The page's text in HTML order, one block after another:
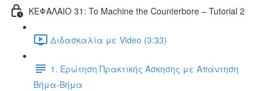
ΚΕΦΑΛΑΙΟ 31: To Machine the Counterbore – Tutorial 2
Διδασκαλία με Video (3:33)
1. Ερώτηση Πρακτικής Άσκησης με Απάντηση
Βήμα-Βήμα